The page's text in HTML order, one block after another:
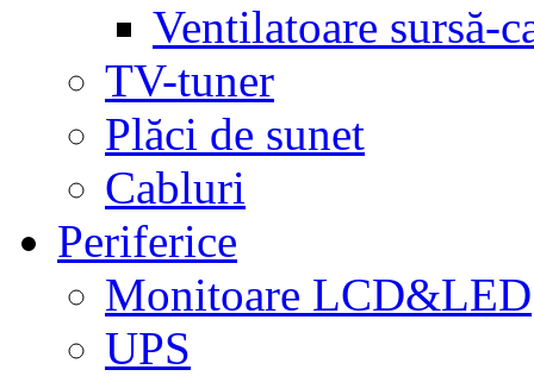
Ventilatoare sursă-
TV-tuner
Plăci de sunet
Cabluri
Periferice
Monitoare LCD&LED
UPS